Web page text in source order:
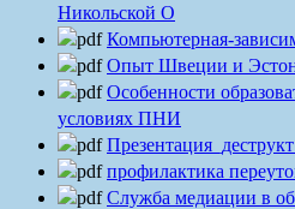
Никольской О
Компьютерная-
Опыт Швеции и
Особенности
условиях ПНИ
профилактика
Служба медиации в